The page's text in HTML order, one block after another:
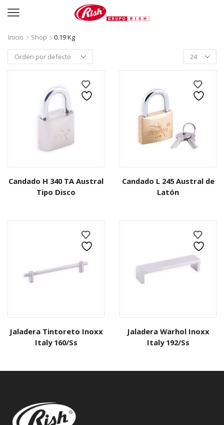
Inicio Shop
0.19 Kg
Productos
per
Candado H 340 TA Austral
Tipo Disco
Candado L 245 Austral de
Latón
Jaladera Tintoreto Inoxx
Italy 160/Ss
Jaladera Warhol Inoxx
Italy 192/Ss